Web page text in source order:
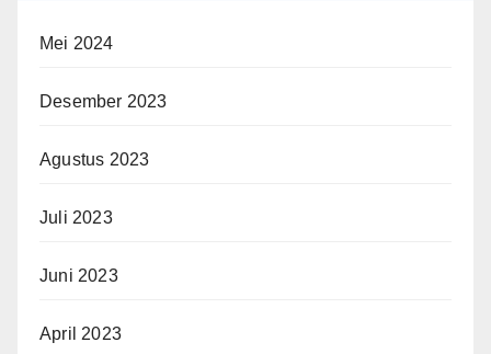
Mei 2024
Desember 2023
Agustus 2023
Juli 2023
Juni 2023
April 2023